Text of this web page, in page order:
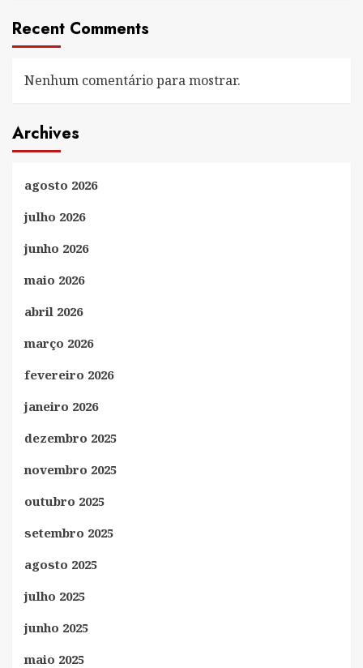
Recent Comments
Nenhum comentário para mostrar.
Archives
agosto 2026
julho 2026
junho 2026
maio 2026
abril 2026
março 2026
fevereiro 2026
janeiro 2026
dezembro 2025
novembro 2025
outubro 2025
setembro 2025
agosto 2025
julho 2025
junho 2025
maio 2025